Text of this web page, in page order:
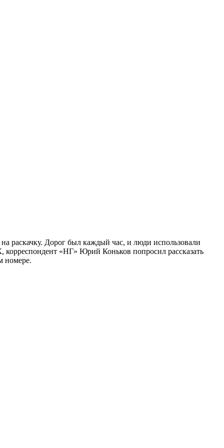
раскачку. Дорог был каждый час, и люди использовали
«НГ» Юрий Коньков попросил рассказать
номере.